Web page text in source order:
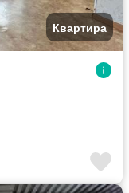
Квартира